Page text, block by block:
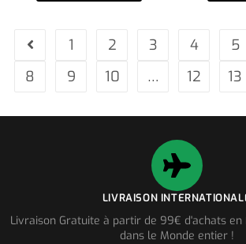
1 2 3 4 5
8
9 10 … 12 13
LIVRAISON
Livraison Gratuite à partir de 99€ d'achats en
dans le Monde entier !